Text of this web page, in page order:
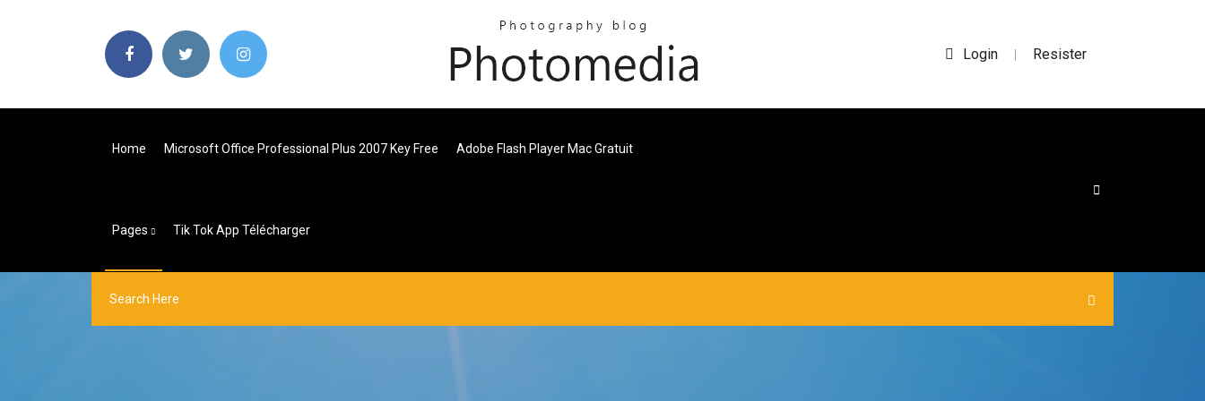
Login | Resister
Home Microsoft Office Professional Plus 2007 Key Free Adobe Flash Player Mac Gratuit
Pages Tik Tok App Télécharger